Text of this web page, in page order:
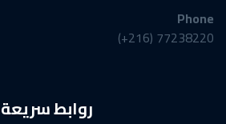
Phone
77238220 (216+)
روابط سريعة